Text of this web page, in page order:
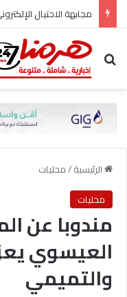
مجابهة الاحتيال
بحث عن
الرئيسية/محليات
محليات
مندوبا عن
العيسوي
والتميمي